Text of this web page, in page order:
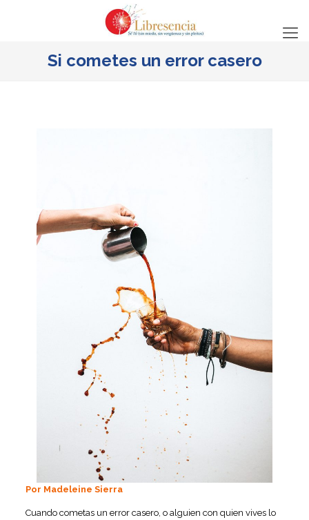
Si cometes un error casero
Por Madeleine Sierra
Cuando cometas un error casero, o alguien con quien vives lo